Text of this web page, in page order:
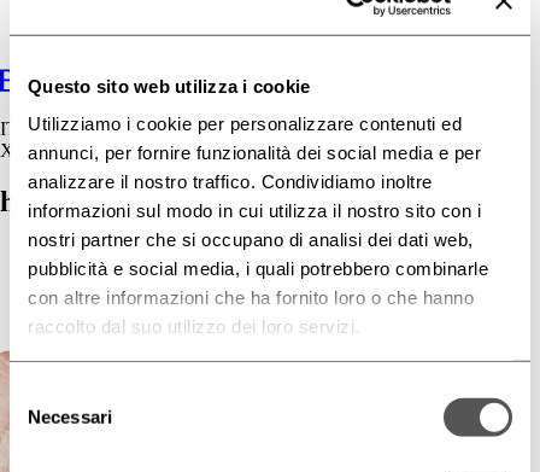
Questo sito web utilizza i cookie
Utilizziamo i cookie per personalizzare contenuti ed
annunci, per fornire funzionalità dei social media e per
analizzare il nostro traffico. Condividiamo inoltre
informazioni sul modo in cui utilizza il nostro sito con i
nostri partner che si occupano di analisi dei dati web,
pubblicità e social media, i quali potrebbero combinarle
con altre informazioni che ha fornito loro o che hanno
raccolto dal suo utilizzo dei loro servizi.
delNecessari
IT
X
home-slide2